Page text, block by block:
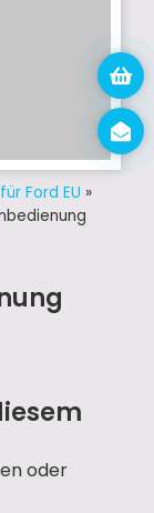
Ford EU »
oder